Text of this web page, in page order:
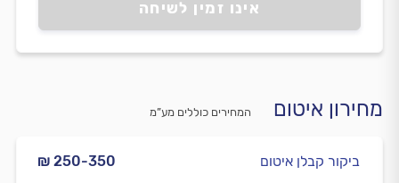
אינו זמין לשיחה
מחירון איטום המחירים כוללים מע”מ
₪ 250-350 ביקור קבלן איטום